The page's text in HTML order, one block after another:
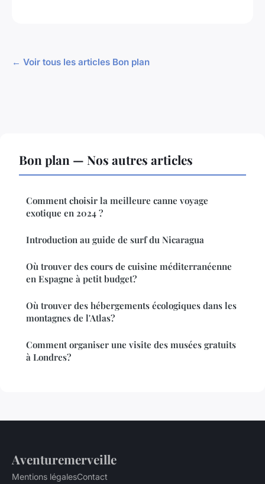
← Voir tous les articles Bon plan
Bon plan — Nos autres articles
Comment choisir la meilleure canne voyage
exotique en 2024 ?
Introduction au guide de surf du Nicaragua
Où trouver des cours de cuisine méditerranéenne
en Espagne à petit budget?
Où trouver des hébergements écologiques dans les
montagnes de l'Atlas?
Comment organiser une visite des musées gratuits
à Londres?
Aventuremerveille
Mentions légalesContact